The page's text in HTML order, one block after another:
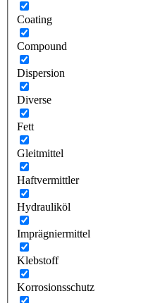
Coating
Compound
Dispersion
Diverse
Fett
Gleitmittel
Haftvermittler
Hydrauliköl
Imprägniermittel
Klebstoff
Korrosionsschutz